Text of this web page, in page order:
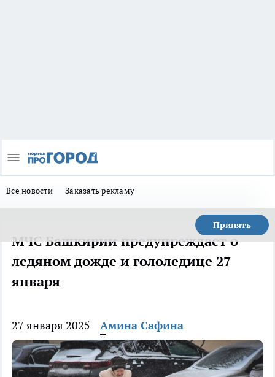
Все новости Заказать рекламу
Принять
МЧС Башкирии предупреждает о
ледяном дожде и гололедице 27
января
27 января 2025 Амина Сафина